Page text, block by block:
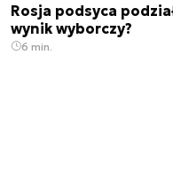
Rosja podsyca
wynik wyborczy?
6 min.